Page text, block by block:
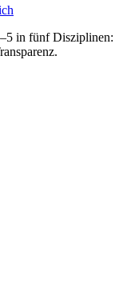
in fünf Disziplinen: